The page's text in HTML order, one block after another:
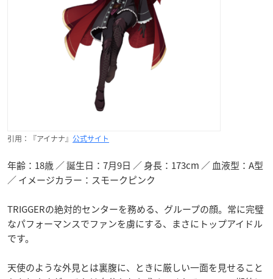
引用：『アイナナ』 公式サイト
年齢：18歳 ／ 誕生日：7月9日 ／ 身長：173cm ／ 血液型：A型
／ イメージカラー：スモークピンク
TRIGGERの絶対的センターを務める、グループの顔。常に完璧
なパフォーマンスでファンを虜にする、まさにトップアイドル
です。
天使のような外見とは裏腹に、ときに厳しい一面を見せること